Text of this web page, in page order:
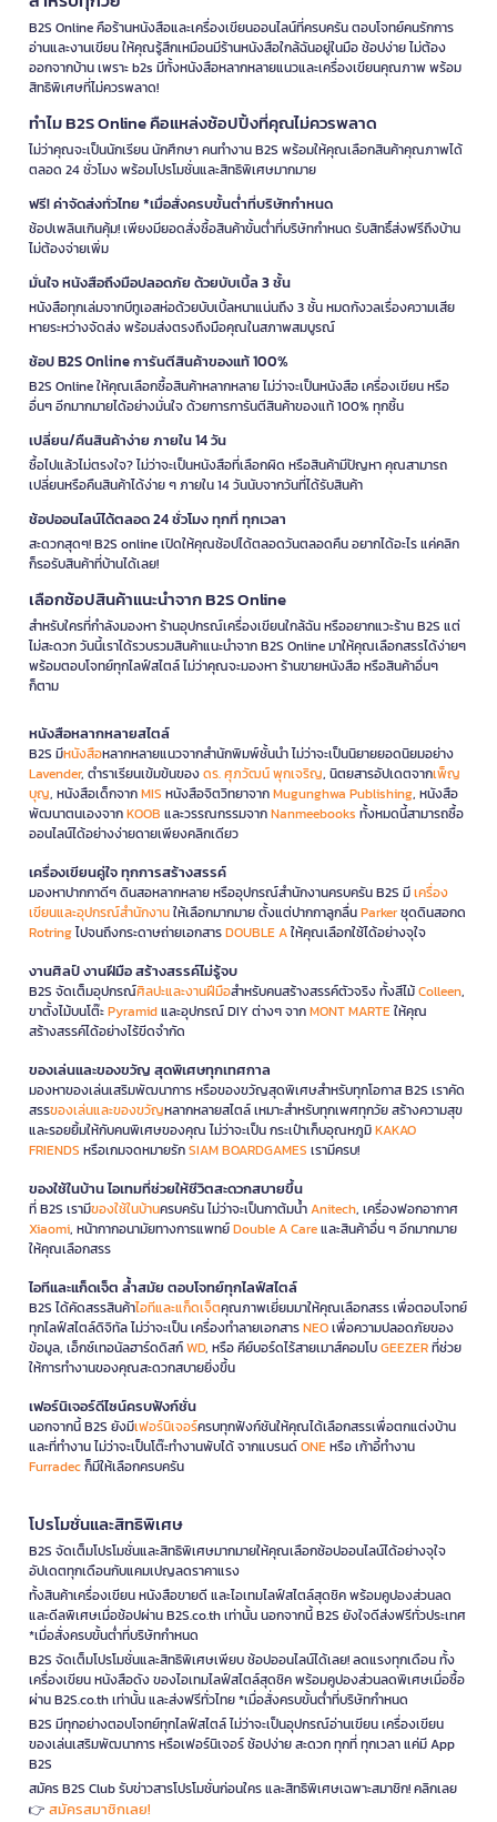
B2S Online คือร้านหนังสือและเครื่องเขียนออนไลน์ที่ครบครัน ตอบโจทย์คนรักการ
อ่านและงานเขียน ให้คุณรู้สึกเหมือนมีร้านหนังสือใกล้ฉันอยู่ในมือ ช้อปง่าย ไม่ต้อง
ออกจากบ้าน เพราะ b2s มีทั้งหนังสือหลากหลายแนวและเครื่องเขียนคุณภาพ พร้อม
สิทธิพิเศษที่ไม่ควรพลาด!
ทำไม B2S Online คือแหล่งช้อปปิ้งที่คุณไม่ควรพลาด
ไม่ว่าคุณจะเป็นนักเรียน นักศึกษา คนทำงาน B2S พร้อมให้คุณเลือกสินค้าคุณภาพได้
ตลอด 24 ชั่วโมง พร้อมโปรโมชั่นและสิทธิพิเศษมากมาย
ฟรี! ค่าจัดส่งทั่วไทย *เมื่อสั่งครบขั้นต่ำที่บริษัทกำหนด
ช้อปเพลินเกินคุ้ม! เพียงมียอดสั่งซื้อสินค้าขั้นต่ำที่บริษัทกำหนด รับสิทธิ์ส่งฟรีถึงบ้าน
ไม่ต้องจ่ายเพิ่ม
มั่นใจ หนังสือถึงมือปลอดภัย ด้วยบับเบิ้ล 3 ชั้น
หนังสือทุกเล่มจากบีทูเอสห่อด้วยบับเบิ้ลหนาแน่นถึง 3 ชั้น หมดกังวลเรื่องความเสีย
หายระหว่างจัดส่ง พร้อมส่งตรงถึงมือคุณในสภาพสมบูรณ์
ช้อป B2S Online การันตีสินค้าของแท้ 100%
B2S Online ให้คุณเลือกซื้อสินค้าหลากหลาย ไม่ว่าจะเป็นหนังสือ เครื่องเขียน หรือ
อื่นๆ อีกมากมายได้อย่างมั่นใจ ด้วยการการันตีสินค้าของแท้ 100% ทุกชิ้น
เปลี่ยน/คืนสินค้าง่าย ภายใน 14 วัน
ซื้อไปแล้วไม่ตรงใจ? ไม่ว่าจะเป็นหนังสือที่เลือกผิด หรือสินค้ามีปัญหา คุณสามารถ
เปลี่ยนหรือคืนสินค้าได้ง่าย ๆ ภายใน 14 วันนับจากวันที่ได้รับสินค้า
ช้อปออนไลน์ได้ตลอด 24 ชั่วโมง ทุกที่ ทุกเวลา
สะดวกสุดๆ! B2S online เปิดให้คุณช้อปได้ตลอดวันตลอดคืน อยากได้อะไร แค่คลิก
ก็รอรับสินค้าที่บ้านได้เลย!
เลือกช้อปสินค้าแนะนำจาก B2S Online
สำหรับใครที่กำลังมองหา ร้านอุปกรณ์เครื่องเขียนใกล้ฉัน หรืออยากแวะร้าน B2S แต่
ไม่สะดวก วันนี้เราได้รวบรวมสินค้าแนะนำจาก B2S Online มาให้คุณเลือกสรรได้ง่ายๆ
พร้อมตอบโจทย์ทุกไลฟ์สไตล์ ไม่ว่าคุณจะมองหา ร้านขายหนังสือ หรือสินค้าอื่นๆ
ก็ตาม
หนังสือหลากหลายสไตล์
B2S มีหนังสือหลากหลายแนวจากสำนักพิมพ์ชั้นนำ ไม่ว่าจะเป็นนิยายยอดนิยมอย่าง
Lavender, ตำราเรียนเข้มข้นของดร. ศุภวัฒน์ พุกเจริญ, นิตยสารอัปเดตจากเพ็ญ
บุญ, หนังสือเด็กจากMIS หนังสือจิตวิทยาจากMugunghwa Publishing, หนังสือ
พัฒนาตนเองจากKOOB และวรรณกรรมจากNanmeebooks ทั้งหมดนี้สามารถซื้อ
ออนไลน์ได้อย่างง่ายดายเพียงคลิกเดียว
เครื่องเขียนคู่ใจ ทุกการสร้างสรรค์
มองหาปากกาดีๆ ดินสอหลากหลาย หรืออุปกรณ์สำนักงานครบครัน B2S มีเครื่อง
เขียนและอุปกรณ์สำนักงานให้เลือกมากมาย ตั้งแต่ปากกาลูกลื่นParkerชุดดินสอกด
Rotringไปจนถึงกระดาษถ่ายเอกสารDOUBLE Aให้คุณเลือกใช้ได้อย่างจุใจ
งานศิลป์ งานฝีมือ สร้างสรรค์ไม่รู้จบ
B2S จัดเต็มอุปกรณ์ศิลปะและงานฝีมือสำหรับคนสร้างสรรค์ตัวจริง ทั้งสีไม้Colleen,
ขาตั้งไม้บนโต๊ะPyramidและอุปกรณ์ DIY ต่างๆ จากMONT MARTEให้คุณ
สร้างสรรค์ได้อย่างไร้ขีดจำกัด
ของเล่นและของขวัญ สุดพิเศษทุกเทศกาล
มองหาของเล่นเสริมพัฒนาการ หรือของขวัญสุดพิเศษสำหรับทุกโอกาส B2S เราคัด
สรรของเล่นและของขวัญหลากหลายสไตล์ เหมาะสำหรับทุกเพศทุกวัย สร้างความสุข
และรอยยิ้มให้กับคนพิเศษของคุณ ไม่ว่าจะเป็น กระเป๋าเก็บอุณหภูมิKAKAO
FRIENDS หรือเกมจดหมายรักSIAM BOARDGAMES เรามีครบ!
ของใช้ในบ้าน ไอเทมที่ช่วยให้ชีวิตสะดวกสบายขึ้น
ที่ B2S เรามีของใช้ในบ้านครบครัน ไม่ว่าจะเป็นกาต้มน้ำAnitech, เครื่องฟอกอากาศ
Xiaomi, หน้ากากอนามัยทางการแพทย์Double A Careและสินค้าอื่น ๆ อีกมากมาย
ให้คุณเลือกสรร
ไอทีและแก็ดเจ็ต ล้ำสมัย ตอบโจทย์ทุกไลฟ์สไตล์
B2S ได้คัดสรรสินค้าไอทีและแก็ดเจ็ตคุณภาพเยี่ยมมาให้คุณเลือกสรร เพื่อตอบโจทย์
ทุกไลฟ์สไตล์ดิจิทัล ไม่ว่าจะเป็น เครื่องทำลายเอกสารNEOเพื่อความปลอดภัยของ
ข้อมูล, เอ็กซ์เทอนัลฮาร์ดดิสก์WD, หรือ คีย์บอร์ดไร้สายเมาส์คอมโบGEEZERที่ช่วย
ให้การทำงานของคุณสะดวกสบายยิ่งขึ้น
เฟอร์นิเจอร์ดีไซน์ครบฟังก์ชั่น
นอกจากนี้ B2S ยังมีเฟอร์นิเจอร์ครบทุกฟังก์ชันให้คุณได้เลือกสรรเพื่อตกแต่งบ้าน
และที่ทำงาน ไม่ว่าจะเป็นโต๊ะทำงานพับได้ จากแบรนด์ONEหรือ เก้าอี้ทำงาน
Furradecก็มีให้เลือกครบครัน
โปรโมชั่นและสิทธิพิเศษ
B2S จัดเต็มโปรโมชั่นและสิทธิพิเศษมากมายให้คุณเลือกช้อปออนไลน์ได้อย่างจุใจ
อัปเดตทุกเดือนกับแคมเปญลดราคาแรง
ทั้งสินค้าเครื่องเขียน หนังสือขายดี และไอเทมไลฟ์สไตล์สุดชิค พร้อมคูปองส่วนลด
และดีลพิเศษเมื่อช้อปผ่าน B2S.co.th เท่านั้น นอกจากนี้ B2S ยังใจดีส่งฟรีทั่วประเทศ
*เมื่อสั่งครบขั้นต่ำที่บริษัทกำหนด
B2S จัดเต็มโปรโมชั่นและสิทธิพิเศษเพียบ ช้อปออนไลน์ได้เลย! ลดแรงทุกเดือน ทั้ง
เครื่องเขียน หนังสือดัง ของไอเทมไลฟ์สไตล์สุดชิค พร้อมคูปองส่วนลดพิเศษเมื่อซื้อ
ผ่าน B2S.co.th เท่านั้น และส่งฟรีทั่วไทย *เมื่อสั่งครบขั้นต่ำที่บริษัทกำหนด
B2S มีทุกอย่างตอบโจทย์ทุกไลฟ์สไตล์ ไม่ว่าจะเป็นอุปกรณ์อ่านเขียน เครื่องเขียน
ของเล่นเสริมพัฒนาการ หรือเฟอร์นิเจอร์ ช้อปง่าย สะดวก ทุกที่ ทุกเวลา แค่มี App
B2S
สมัคร B2S Club รับข่าวสารโปรโมชั่นก่อนใคร และสิทธิพิเศษเฉพาะสมาชิก! คลิกเลย
👉 สมัครสมาชิกเลย!